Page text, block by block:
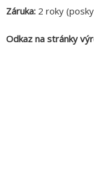
Záruka: 2 roky
Odkaz na stránky